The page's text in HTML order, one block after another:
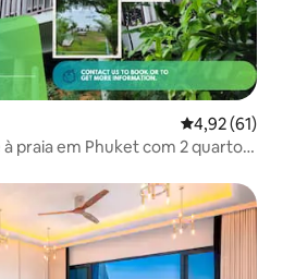
4,92 de uma
4,92 (61)
praia em Phuket com 2 quartos